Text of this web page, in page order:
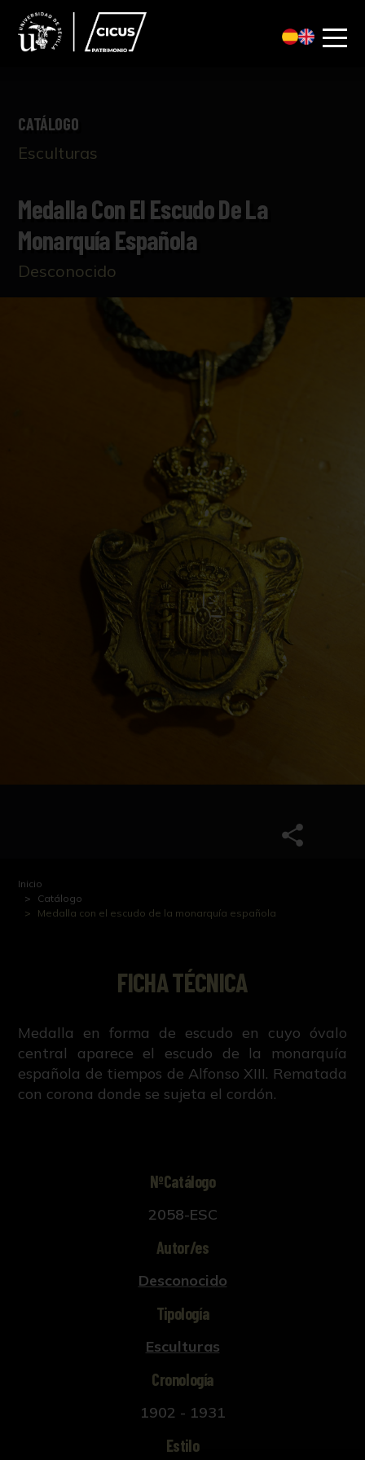
CATÁLOGO
Esculturas
Medalla Con El Escudo De La
Monarquía Española
Desconocido
Inicio
Catálogo
Medalla con el escudo de la monarquía española
FICHA TÉCNICA
Medalla en forma de escudo en cuyo óvalo
central aparece el escudo de la monarquía
española de tiempos de Alfonso XIII. Rematada
con corona donde se sujeta el cordón.
NºCatálogo
2058-ESC
Autor/es
Desconocido
Tipología
Esculturas
Cronología
1902 - 1931
Estilo